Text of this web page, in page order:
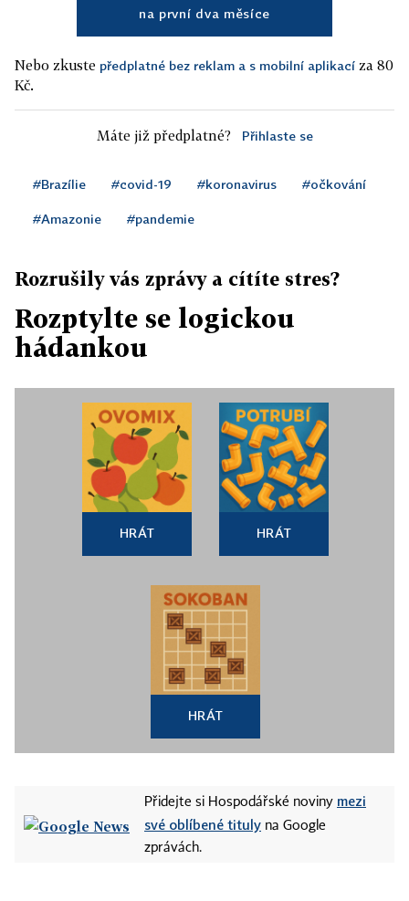
na první dva měsíce
Nebo zkuste předplatné bez reklam a s mobilní aplikací za 80
Kč.
Máte již předplatné? Přihlaste se
#Brazílie #covid-19 #koronavirus #očkování
#Amazonie #pandemie
Rozrušily vás zprávy a cítíte stres?
Rozptylte se logickou
hádankou
HRÁT HRÁT
HRÁT
Přidejte si Hospodářské noviny mezi
své oblíbené tituly na Google
zprávách.